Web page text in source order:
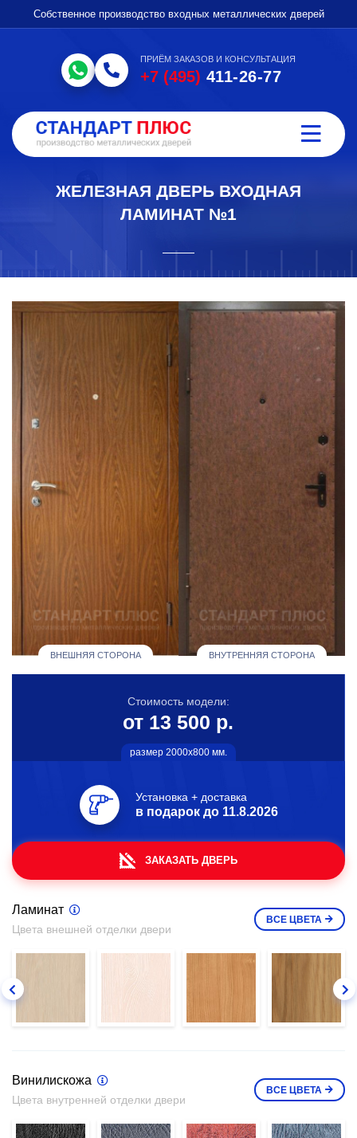
Собственное производство входных металлических дверей
ПРИЁМ ЗАКАЗОВ И КОНСУЛЬТАЦИЯ
+7 (495) 411-26-77
ЖЕЛЕЗНАЯ ДВЕРЬ ВХОДНАЯ
ЛАМИНАТ №1
ВНЕШНЯЯ СТОРОНА ВНУТРЕННЯЯ СТОРОНА
Стоимость модели:
от 13 500 р.
размер 2000х800 мм.
Установка + доставка
в подарок до 11.8.2026
ЗАКАЗАТЬ ДВЕРЬ
Ламинат
Цвета внешней отделки двери
ВСЕ ЦВЕТА
Винилискожа
Цвета внутренней отделки двери
ВСЕ ЦВЕТА